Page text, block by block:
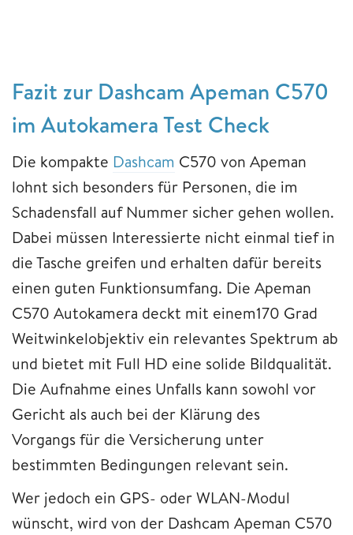
Fazit zur Dashcam Apeman C570
im Autokamera Test Check
Die kompakte Dashcam C570 von Apeman
lohnt sich besonders für Personen, die im
Schadensfall auf Nummer sicher gehen wollen.
Dabei müssen Interessierte nicht einmal tief in
die Tasche greifen und erhalten dafür bereits
einen guten Funktionsumfang. Die Apeman
C570 Autokamera deckt mit einem170 Grad
Weitwinkelobjektiv ein relevantes Spektrum ab
und bietet mit Full HD eine solide Bildqualität.
Die Aufnahme eines Unfalls kann sowohl vor
Gericht als auch bei der Klärung des
Vorgangs für die Versicherung unter
bestimmten Bedingungen relevant sein.
Wer jedoch ein GPS- oder WLAN-Modul
wünscht, wird von der Dashcam Apeman C570